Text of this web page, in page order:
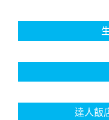
達人飯